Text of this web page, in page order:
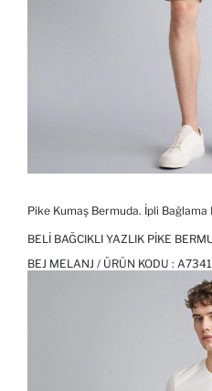
Pike Kumaş Bermuda. İpli Bağlama
BELI BAĞCIKLI YAZLIK PIKE
BEJ MELANJ / ÜRÜN KODU :